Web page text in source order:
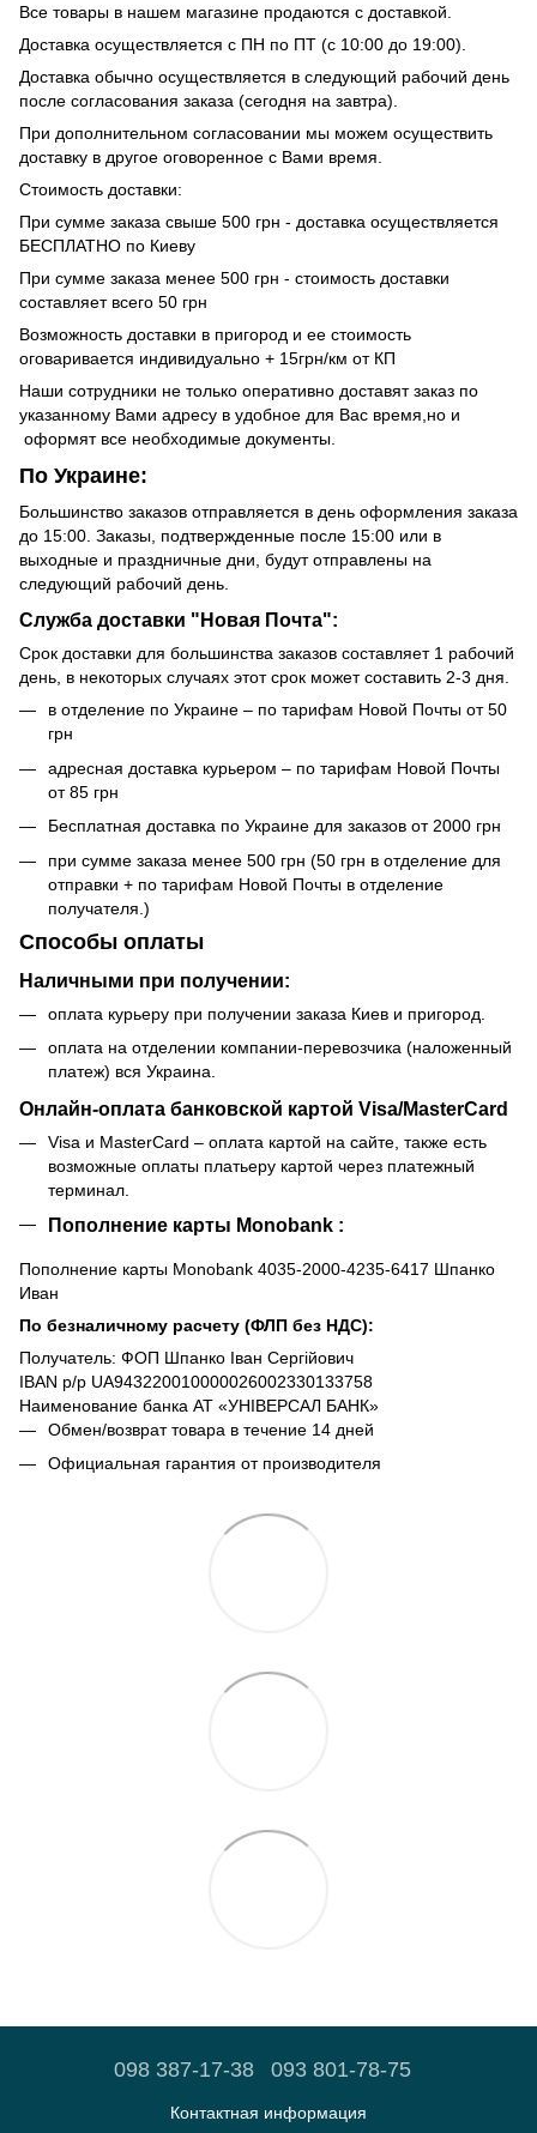
Все товары в нашем магазине продаются с доставкой.
Доставка осуществляется с ПН по ПТ (с 10:00 до 19:00).
Доставка обычно осуществляется в следующий рабочий день
после согласования заказа (сегодня на завтра).
При дополнительном согласовании мы можем осуществить
доставку в другое оговоренное с Вами время.
Стоимость доставки:
При сумме заказа свыше 500 грн - доставка осуществляется
БЕСПЛАТНО по Киеву
При сумме заказа менее 500 грн - стоимость доставки
составляет всего 50 грн
Возможность доставки в пригород и ее стоимость
оговаривается индивидуально + 15грн/км от КП
Наши сотрудники не только оперативно доставят заказ по
указанному Вами адресу в удобное для Вас время,но и
оформят все необходимые документы.
По Украине:
Большинство заказов отправляется в день оформления заказа
до 15:00. Заказы, подтвержденные после 15:00 или в
выходные и праздничные дни, будут отправлены на
следующий рабочий день.
Служба доставки "Новая Почта":
Срок доставки для большинства заказов составляет 1 рабочий
день, в некоторых случаях этот срок может составить 2-3 дня.
в отделение по Украине – по тарифам Новой Почты от 50
грн
адресная доставка курьером – по тарифам Новой Почты
от 85 грн
Бесплатная доставка по Украине для заказов от 2000 грн
при сумме заказа менее 500 грн (50 грн в отделение для
отправки + по тарифам Новой Почты в отделение
получателя.)
Способы оплаты
Наличными при получении:
оплата курьеру при получении заказа Киев и пригород.
оплата на отделении компании-перевозчика (наложенный
платеж) вся Украина.
Онлайн-оплата банковской картой Visa/MasterCard
Visa и MasterCard – оплата картой на сайте, также есть
возможные оплаты платьеру картой через платежный
терминал.
Пополнение карты Monobank :
Пополнение карты Monobank 4035-2000-4235-6417 Шпанко
Иван
По безналичному расчету (ФЛП без НДС):
Получатель: ФОП Шпанко Іван Сергійович
IBAN р/р UA943220010000026002330133758
Наименование банка АТ «УНІВЕРСАЛ БАНК»
Обмен/возврат товара в течение 14 дней
Официальная гарантия от производителя
098 387-17-38 093 801-78-75
Контактная информация